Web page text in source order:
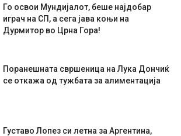
Го освои Мундијалот, беше најдобар
играч на СП, а сега јава коњи на
Дурмитор во Црна Гора!
Поранешната свршеница на Лука Дончиќ
се откажа од тужбата за алиментација
Густаво Лопез си летна за Аргентина,